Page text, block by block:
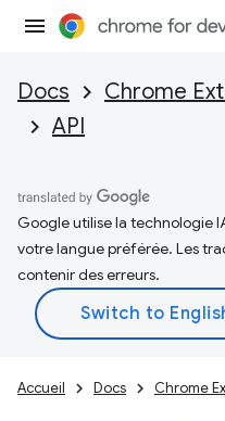
Docs Chrome
API
Google utilise la technologie
votre langue préférée. Les
contenir des erreurs.
Accueil Docs Chrome